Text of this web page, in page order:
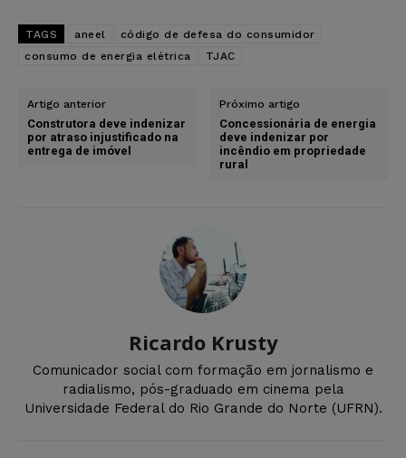
TAGS aneel
código de defesa do consumidor
consumo de energia elétrica
TJAC
Artigo anterior
Construtora deve indenizar
por atraso injustificado na
entrega de imóvel
Próximo artigo
Concessionária de energia
deve indenizar por
incêndio em propriedade
rural
Ricardo Krusty
Comunicador social com formação em jornalismo e
radialismo, pós-graduado em cinema pela
Universidade Federal do Rio Grande do Norte (UFRN).